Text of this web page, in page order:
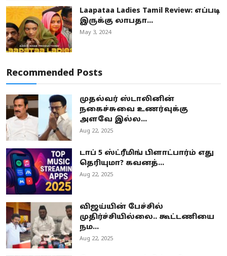
Laapataa Ladies Tamil Review: எப்படி
இருக்கு லாபதா...
May 3, 2024
Recommended Posts
முதல்வர் ஸ்டாலினின்
நகைச்சுவை உணர்வுக்கு
அளவே இல்ல...
Aug 22, 2025
டாப் 5 ஸ்ட்ரீமிங் பிளாட்பார்ம் எது
தெரியுமா? கவனத்...
Aug 22, 2025
விஜய்யின் பேச்சில்
முதிர்ச்சியில்லை.. கூட்டணியை
நம...
Aug 22, 2025